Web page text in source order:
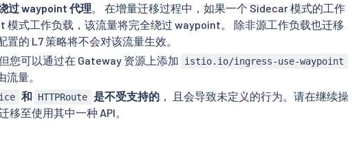
过 waypoint 代理。 在增量迁移过程中，如果一个 Sidecar 模式的工作
模式工作负载，该流量将完全绕过 waypoint。 除非源工作负载也迁移
的 L7 策略将不会对该流量生效。
但您可以通过在 Gateway 资源上添加 istio.io/ingress-use-waypoint
量。
和 HTTPRoute 是不受支持的， 且会导致未定义的行为。请在继续操
至使用其中一种 API。